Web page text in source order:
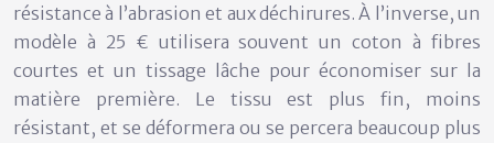
résistance à l’abrasion et aux déchirures. À l’inverse, un
modèle à 25 € utilisera souvent un coton à fibres
courtes et un tissage lâche pour économiser sur la
matière première. Le tissu est plus fin, moins
résistant, et se déformera ou se percera beaucoup plus